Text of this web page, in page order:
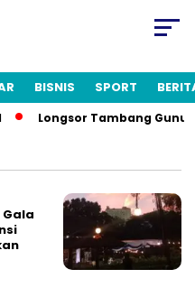
BISNIS SPORT
Longsor Tambang